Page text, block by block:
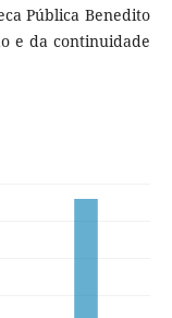
Pública Benedito
e da continuidade